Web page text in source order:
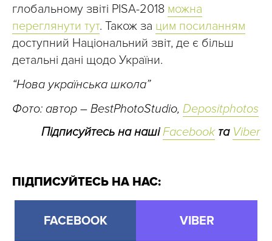
глобальному звіті PISA-2018 можна
переглянути тут. Також за цим посиланням
доступний Національний звіт, де є більш
детальні дані щодо України.
“Нова українська школа”
Фото: автор – BestPhotoStudio, Depositphotos
Підписуйтесь на нашіFacebookта Viber
ПІДПИСУЙТЕСЬ НА НАС:
FACEBOOK VIBER